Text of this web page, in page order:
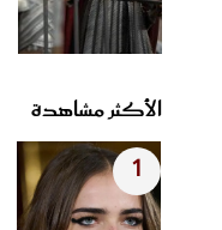
الأكثر مشاهدة
1